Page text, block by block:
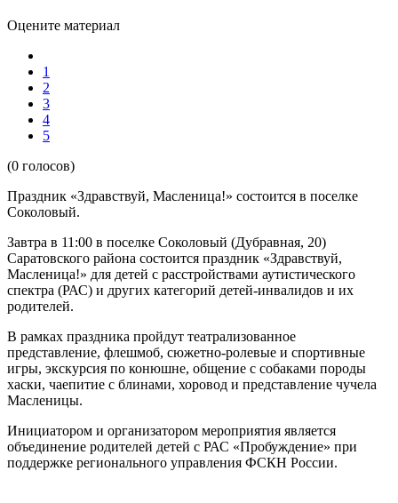
Оцените материал
1
2
3
4
5
(0 голосов)
Праздник «Здравствуй, Масленица!» состоится в поселке
Соколовый.
Завтра в 11:00 в поселке Соколовый (Дубравная, 20)
Саратовского района состоится праздник «Здравствуй,
Масленица!» для детей с расстройствами аутистического
спектра (РАС) и других категорий детей-инвалидов и их
родителей.
В рамках праздника пройдут театрализованное
представление, флешмоб, сюжетно-ролевые и спортивные
игры, экскурсия по конюшне, общение с собаками породы
хаски, чаепитие с блинами, хоровод и представление чучела
Масленицы.
Инициатором и организатором мероприятия является
объединение родителей детей с РАС «Пробуждение» при
поддержке регионального управления ФСКН России.